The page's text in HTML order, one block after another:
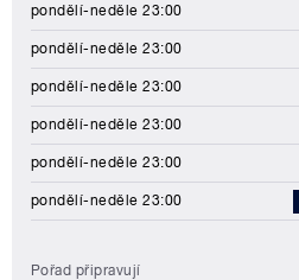
pondělí-neděle 23:00
pondělí-neděle 23:00
pondělí-neděle 23:00
pondělí-neděle 23:00
pondělí-neděle 23:00
pondělí-neděle 23:00
Pořad připravují